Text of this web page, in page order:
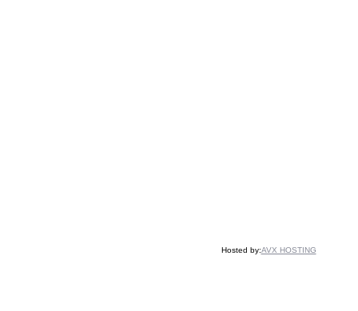
Hosted by:AVX HOSTING